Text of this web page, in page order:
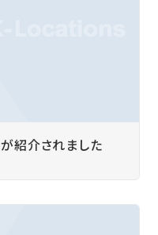
紹介されました